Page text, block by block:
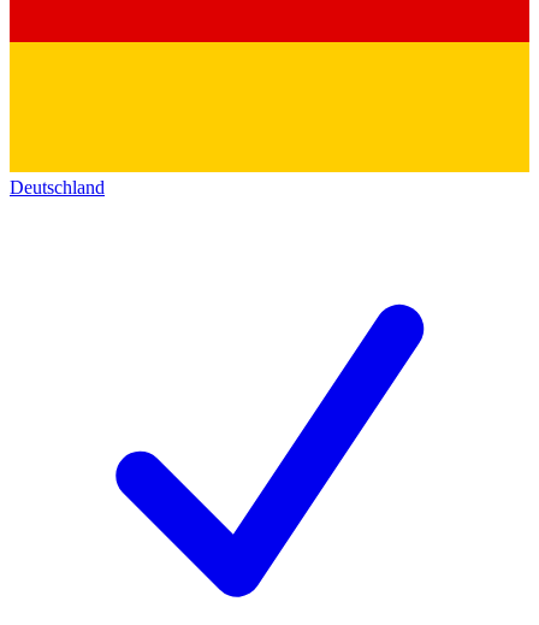
Deutschland